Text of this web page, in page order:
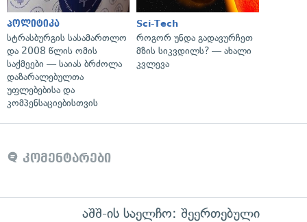
პოლიტიკა
სტრასბურგის სასამართლო
და 2008 წლის ომის
საქმეები — საიას ბრძოლა
დაზარალებულთა
უფლებებისა და
კომპენსაციებისთვის
Sci-Tech
როგორ უნდა გადავურჩეთ
მზის სიკვდილს? — ახალი
კვლევა
კომენტარები
აშშ-ის საელჩო: შეერთებული